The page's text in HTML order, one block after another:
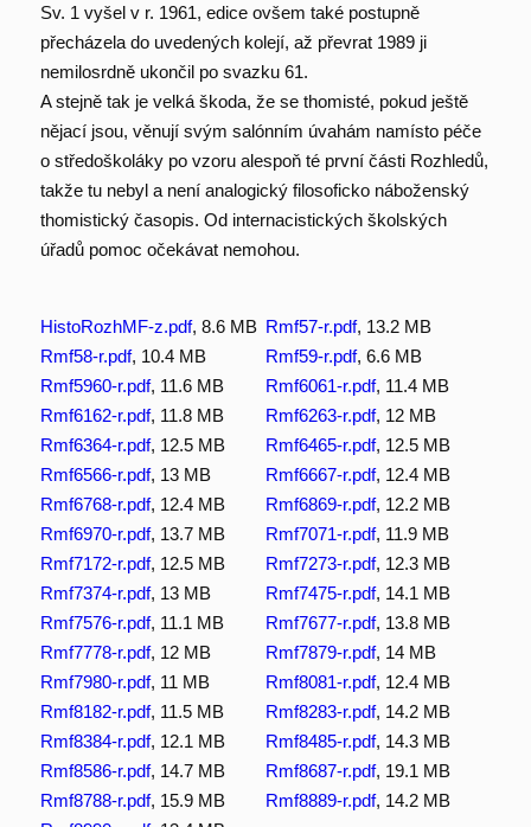
Sv. 1 vyšel v r. 1961, edice ovšem také postupně
přecházela do uvedených kolejí, až převrat 1989 ji
nemilosrdně ukončil po svazku 61.
A stejně tak je velká škoda, že se thomisté, pokud ještě
nějací jsou, věnují svým salónním úvahám namísto péče
o středoškoláky po vzoru alespoň té první části Rozhledů,
takže tu nebyl a není analogický filosoficko náboženský
thomistický časopis. Od internacistických školských
úřadů pomoc očekávat nemohou.
HistoRozhMF-z.pdf, 8.6 MB Rmf57-r.pdf, 13.2 MB
Rmf58-r.pdf, 10.4 MB Rmf59-r.pdf, 6.6 MB
Rmf5960-r.pdf, 11.6 MB Rmf6061-r.pdf, 11.4 MB
Rmf6162-r.pdf, 11.8 MB Rmf6263-r.pdf, 12 MB
Rmf6364-r.pdf, 12.5 MB Rmf6465-r.pdf, 12.5 MB
Rmf6566-r.pdf, 13 MB Rmf6667-r.pdf, 12.4 MB
Rmf6768-r.pdf, 12.4 MB Rmf6869-r.pdf, 12.2 MB
Rmf6970-r.pdf, 13.7 MB Rmf7071-r.pdf, 11.9 MB
Rmf7172-r.pdf, 12.5 MB Rmf7273-r.pdf, 12.3 MB
Rmf7374-r.pdf, 13 MB Rmf7475-r.pdf, 14.1 MB
Rmf7576-r.pdf, 11.1 MB Rmf7677-r.pdf, 13.8 MB
Rmf7778-r.pdf, 12 MB Rmf7879-r.pdf, 14 MB
Rmf7980-r.pdf, 11 MB Rmf8081-r.pdf, 12.4 MB
Rmf8182-r.pdf, 11.5 MB Rmf8283-r.pdf, 14.2 MB
Rmf8384-r.pdf, 12.1 MB Rmf8485-r.pdf, 14.3 MB
Rmf8586-r.pdf, 14.7 MB Rmf8687-r.pdf, 19.1 MB
Rmf8788-r.pdf, 15.9 MB Rmf8889-r.pdf, 14.2 MB